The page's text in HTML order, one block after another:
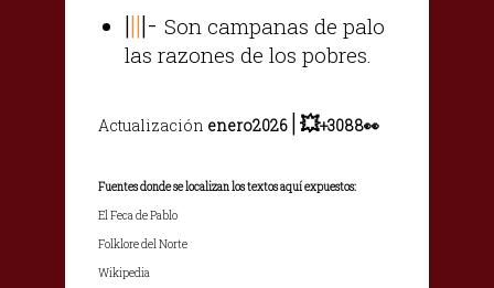
||||- Son campanas de palo
las razones de los pobres.
Actualización enero2026 |💥+3088👀
Fuentes donde se localizan los textos aquí expuestos:
El Feca de Pablo
Folklore del Norte
Wikipedia